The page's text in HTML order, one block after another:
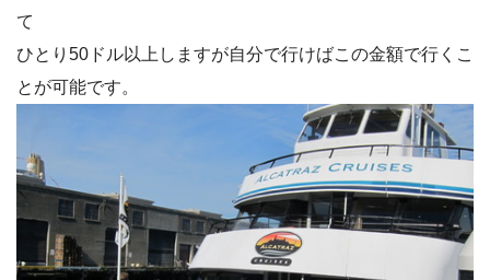
て
ひとり50ドル以上しますが自分で行けばこの金額で行くこ
とが可能です。